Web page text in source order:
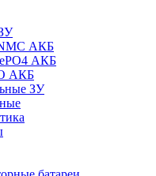
АКБ
АКБ
АКБ
ЗУ